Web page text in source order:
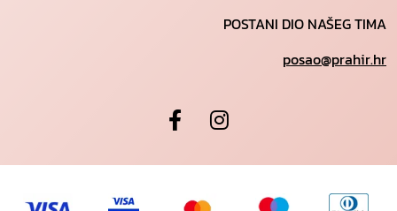
POSTANI DIO NAŠEG TIMA
posao@prahir.hr